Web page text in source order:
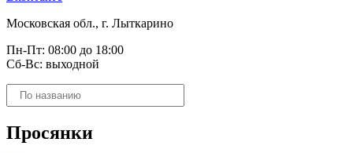
Московская обл., г. Лыткарино
Пн-Пт: 08:00 до 18:00
Сб-Вс: выходной
Поиск
товаров
Просянки